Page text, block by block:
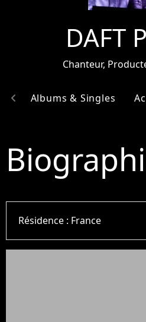
DAFT
Chanteur,
Albums & Singles
chevron_left
Résidence : France